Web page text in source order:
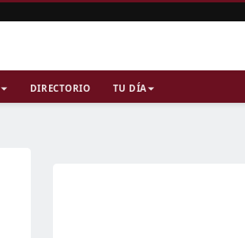
DIRECTORIO TU DÍA